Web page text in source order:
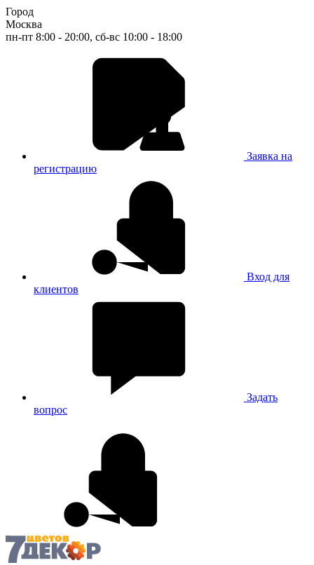
Город
Москва
пн-пт 8:00 - 20:00, сб-вс 10:00 - 18:00
Заявка на
регистрацию
Вход для
клиентов
Задать
вопрос